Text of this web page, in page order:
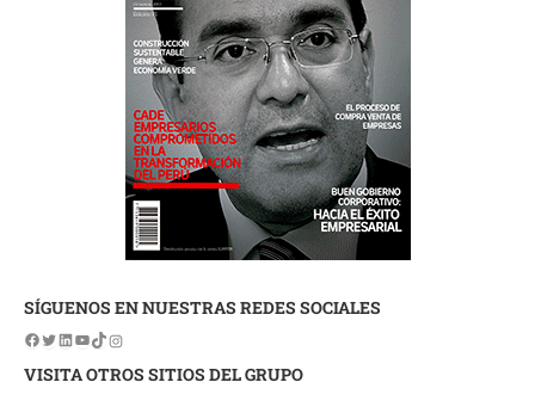
SÍGUENOS EN NUESTRAS REDES SOCIALES
VISITA OTROS SITIOS DEL GRUPO